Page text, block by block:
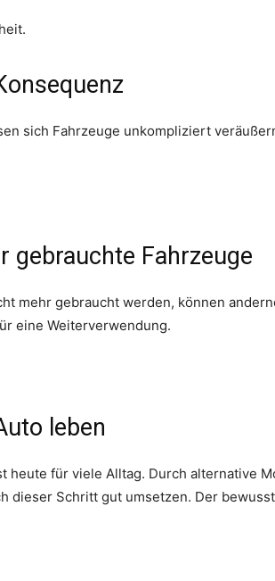
sich Fahrzeuge unkompliziert
gebrauchte Fahrzeuge
mehr gebraucht werden, können
eine Weiterverwendung.
leben
heute für viele Alltag. Durch alternative
dieser Schritt gut umsetzen. Der